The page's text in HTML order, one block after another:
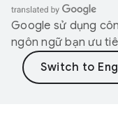
Google sử dụng
ngôn ngữ bạn ưu